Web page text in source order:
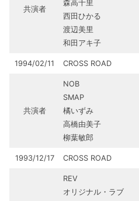
共演者
森高千里
西田ひかる
渡辺美里
和田アキ子
1994/02/11 CROSS ROAD
共演者
NOB
SMAP
橘いずみ
高橋由美子
柳葉敏郎
1993/12/17 CROSS ROAD
REV
オリジナル・ラブ